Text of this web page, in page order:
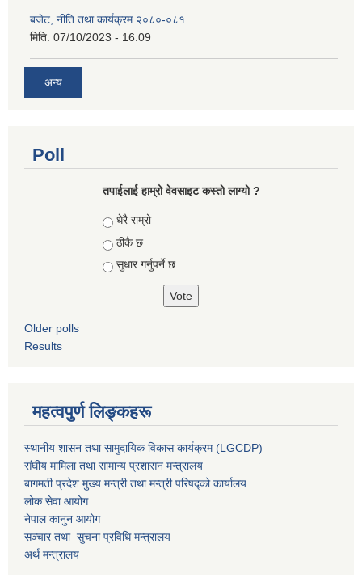
बजेट, नीति तथा कार्यक्रम २०८०-०८१
मिति: 07/10/2023 - 16:09
अन्य
Poll
तपाईलाई हाम्रो वेवसाइट कस्ताे लाग्याे ?
Choices
धेरै राम्रो
ठीकै छ
सुधार गर्नुपर्ने छ
Older polls
Results
महत्वपुर्ण लिङ्कहरू
स्थानीय शासन तथा सामुदायिक विकास कार्यक्रम (LGCDP)
संघीय मामिला तथा सामान्य प्रशासन मन्त्रालय
बागमती प्रदेश मुख्य मन्त्री तथा मन्त्री परिषद्को कार्यालय
लोक सेवा आयोग
नेपाल कानुन आयोग
सञ्चार तथा सुचना प्रविधि मन्त्रालय
अर्थ मन्त्रालय